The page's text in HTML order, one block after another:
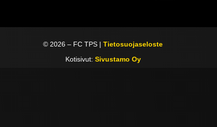
© 2026 – FC TPS |Tietosuojaseloste
Kotisivut: Sivustamo Oy